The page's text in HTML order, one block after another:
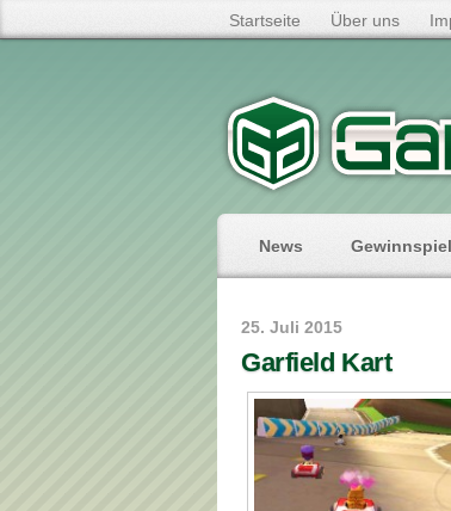
Startseite Über uns
News
25. Juli 2015
Garfield Kart